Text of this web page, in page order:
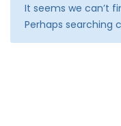
It seems we can’t
Perhaps searching